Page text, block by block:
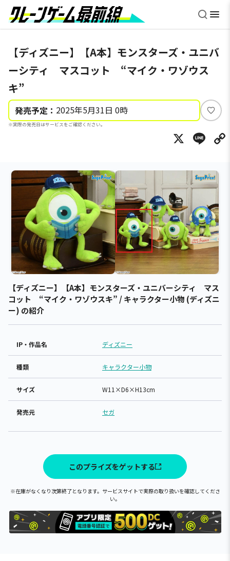
【ディズニー】【A本】モンスターズ・ユニバ
ーシティ マスコット “マイク・ワゾウス
キ”
発売予定： 2025年5月31日 0時
※実際の発売日はサービスをご確認ください。
い
ね
X
【ディズニー】【A本】モンスターズ・ユニバーシティ マス
コット “マイク・ワゾウスキ” / キャラクター小物 (ディズニ
ー) の紹介
IP・作品名 ディズニー
種類 キャラクター小物
サイズ W11×D6×H13cm
発売元 セガ
このプライズをゲットする
※在庫がなくなり次第終了となります。サービスサイトで実際の取り扱いを確認してくださ
い。